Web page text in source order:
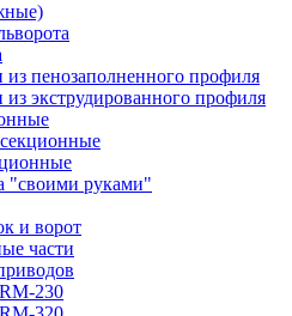
из пенозаполненного профиля
из экструдированного профиля
"своими руками"
и ворот
части
230